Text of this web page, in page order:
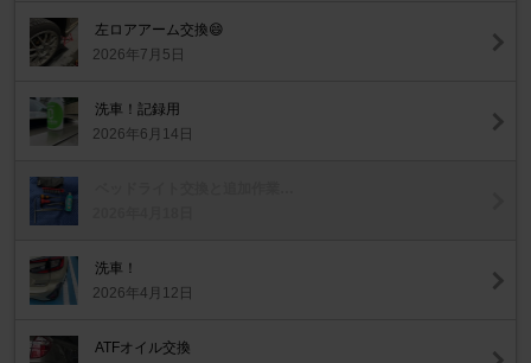
左ロアアーム交換😄
2026年7月5日
洗車！記録用
2026年6月14日
洗車！
2026年4月12日
ATFオイル交換